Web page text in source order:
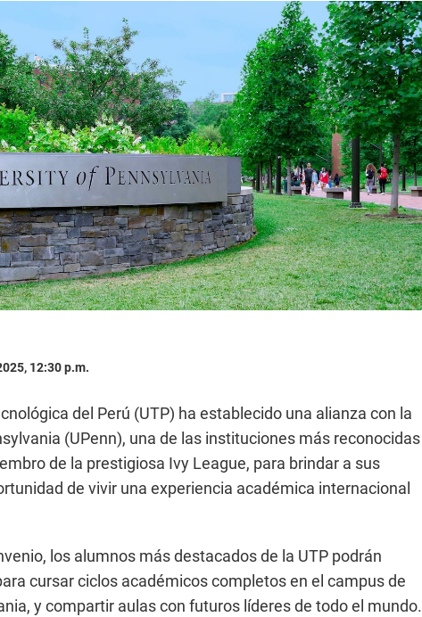
12:30 p.m.
del Perú (UTP) ha establecido una alianza con la
(UPenn), una de las instituciones más reconocidas
de la prestigiosa Ivy League, para brindar a sus
de vivir una experiencia académica internacional
los alumnos más destacados de la UTP podrán
cursar ciclos académicos completos en el campus de
y compartir aulas con futuros líderes de todo el mundo.